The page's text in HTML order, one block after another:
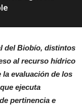
del Biobío, distintos
al recurso hídrico
evaluación de los
ejecuta
pertinencia e